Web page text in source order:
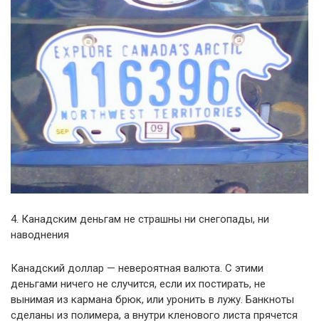
4. Канадским деньгам не страшны ни снегопады, ни
наводнения
Канадский доллар — невероятная валюта. С этими
деньгами ничего не случится, если их постирать, не
вынимая из кармана брюк, или уронить в лужу. Банкноты
сделаны из полимера, а внутри кленового листа прячется